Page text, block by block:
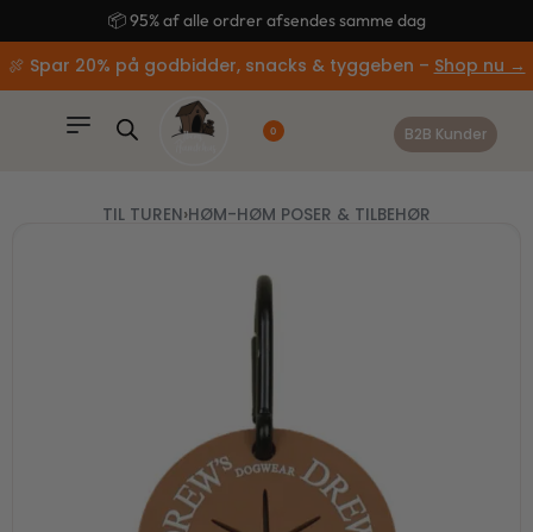
🚚 Gratis fragt ved køb over 499,-
🍖 Spar 20% på godbidder, snacks & tyggeben – Shop nu →
0 B2B Kunder
TIL TUREN›HØM-HØM POSER & TILBEHØR